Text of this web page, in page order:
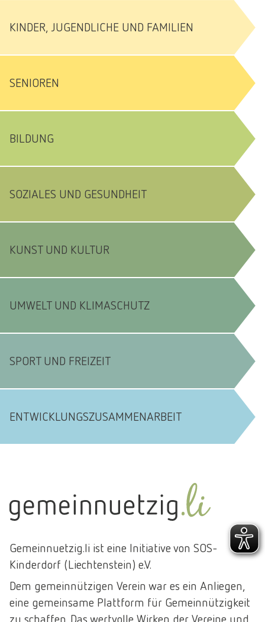
KINDER, JUGENDLICHE UND FAMILIEN
SENIOREN
BILDUNG
SOZIALES UND GESUNDHEIT
KUNST UND KULTUR
UMWELT UND KLIMASCHUTZ
SPORT UND FREIZEIT
ENTWICKLUNGSZUSAMMENARBEIT
Gemeinnuetzig.li ist eine Initiative von SOS-
Kinderdorf (Liechtenstein) e.V.
Dem gemeinnützigen Verein war es ein Anliegen,
eine gemeinsame Plattform für Gemeinnützigkeit
zu schaffen. Das wertvolle Wirken der Vereine und